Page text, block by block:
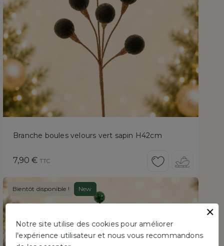
Branche boules velours vert sapin H42cm
Prix
7,90 € TTC
Bientôt disponible ! New
Notre site utilise des cookies pour améliorer
l'expérience utilisateur et nous vous recommandons